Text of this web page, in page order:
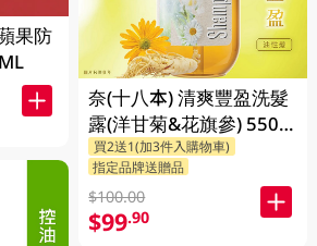
果防
奈(十八本) 清爽豐盈洗髮
露(洋甘菊&花旗參) 550
ML
買2送1(加3件入購物車)
指定品牌送贈品
$100.00
$99.90